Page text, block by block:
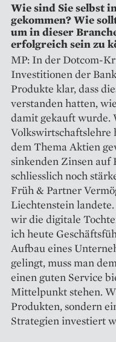
Wie sind Sie selbst
gekommen? Wie
um in dieser
erfolgreich sein zu
MP: In der Dotcom-
Investitionen der
Produkte klar, dass
verstanden hatten,
damit gekauft wurde.
Volkswirtschaftslehre
dem Thema Aktien
sinkenden Zinsen auf
schliesslich noch
Früh & Partner
Liechtenstein
wir die digitale
ich heute
Aufbau eines
gelingt, muss man
einen guten Service
Mittelpunkt stehen.
Produkten, sondern
Strategien investiert